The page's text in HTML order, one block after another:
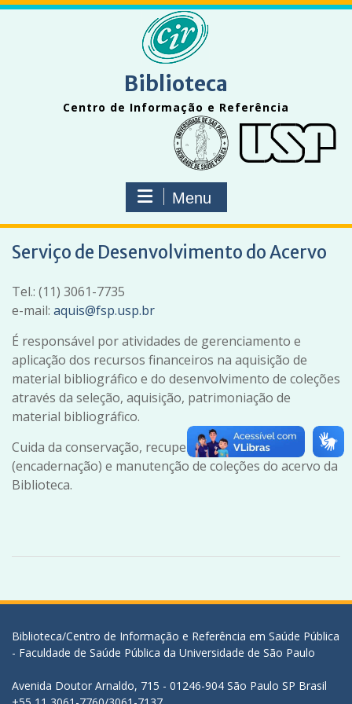
Biblioteca
Centro de Informação e Referência
Menu
Serviço de Desenvolvimento do Acervo
Tel.: (11) 3061-7735
e-mail: aquis@fsp.usp.br
É responsável por atividades de gerenciamento e
aplicação dos recursos financeiros na aquisição de
material bibliográfico e do desenvolvimento de coleções
através da seleção, aquisição, patrimoniação de
material bibliográfico.
Cuida da conservação, recuperação física
(encadernação) e manutenção de coleções do acervo da
Biblioteca.
Biblioteca/Centro de Informação e Referência em Saúde Pública
- Faculdade de Saúde Pública da Universidade de São Paulo
Avenida Doutor Arnaldo, 715 - 01246-904 São Paulo SP Brasil